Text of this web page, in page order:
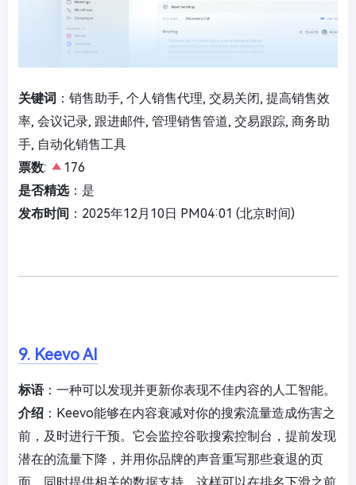
关键词 ：销售助手, 个人销售代理, 交易关闭, 提高销售效
率, 会议记录, 跟进邮件, 管理销售管道, 交易跟踪, 商务助
手, 自动化销售工具
票数:
176
是否精选：是
发布时间 ：2025年12月10日 PM04:01 (北京时间)
9. Keevo AI
标语：一种可以发现并更新你表现不佳内容的人工智能。
介绍 ：Keevo能够在内容衰减对你的搜索流量造成伤害之
前，及时进行干预。它会监控谷歌搜索控制台，提前发现
潜在的流量下降，并用你品牌的声音重写那些衰退的页